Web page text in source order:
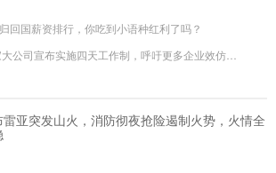
回国薪资排行，你吃到小语种红利了吗？
公司宣布实施四天工作制，呼吁更多企业效仿…
亚突发山火，消防彻夜抢险遏制火势，火情全